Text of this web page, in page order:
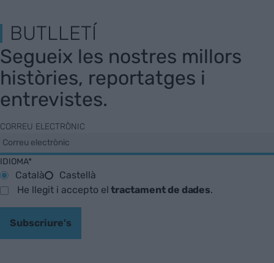
BUTLLETÍ
Segueix les nostres millors
històries, reportatges i
entrevistes.
CORREU ELECTRÒNIC
IDIOMA*
Català
Castellà
He llegit i accepto eltractament de dades.
Subscriure's